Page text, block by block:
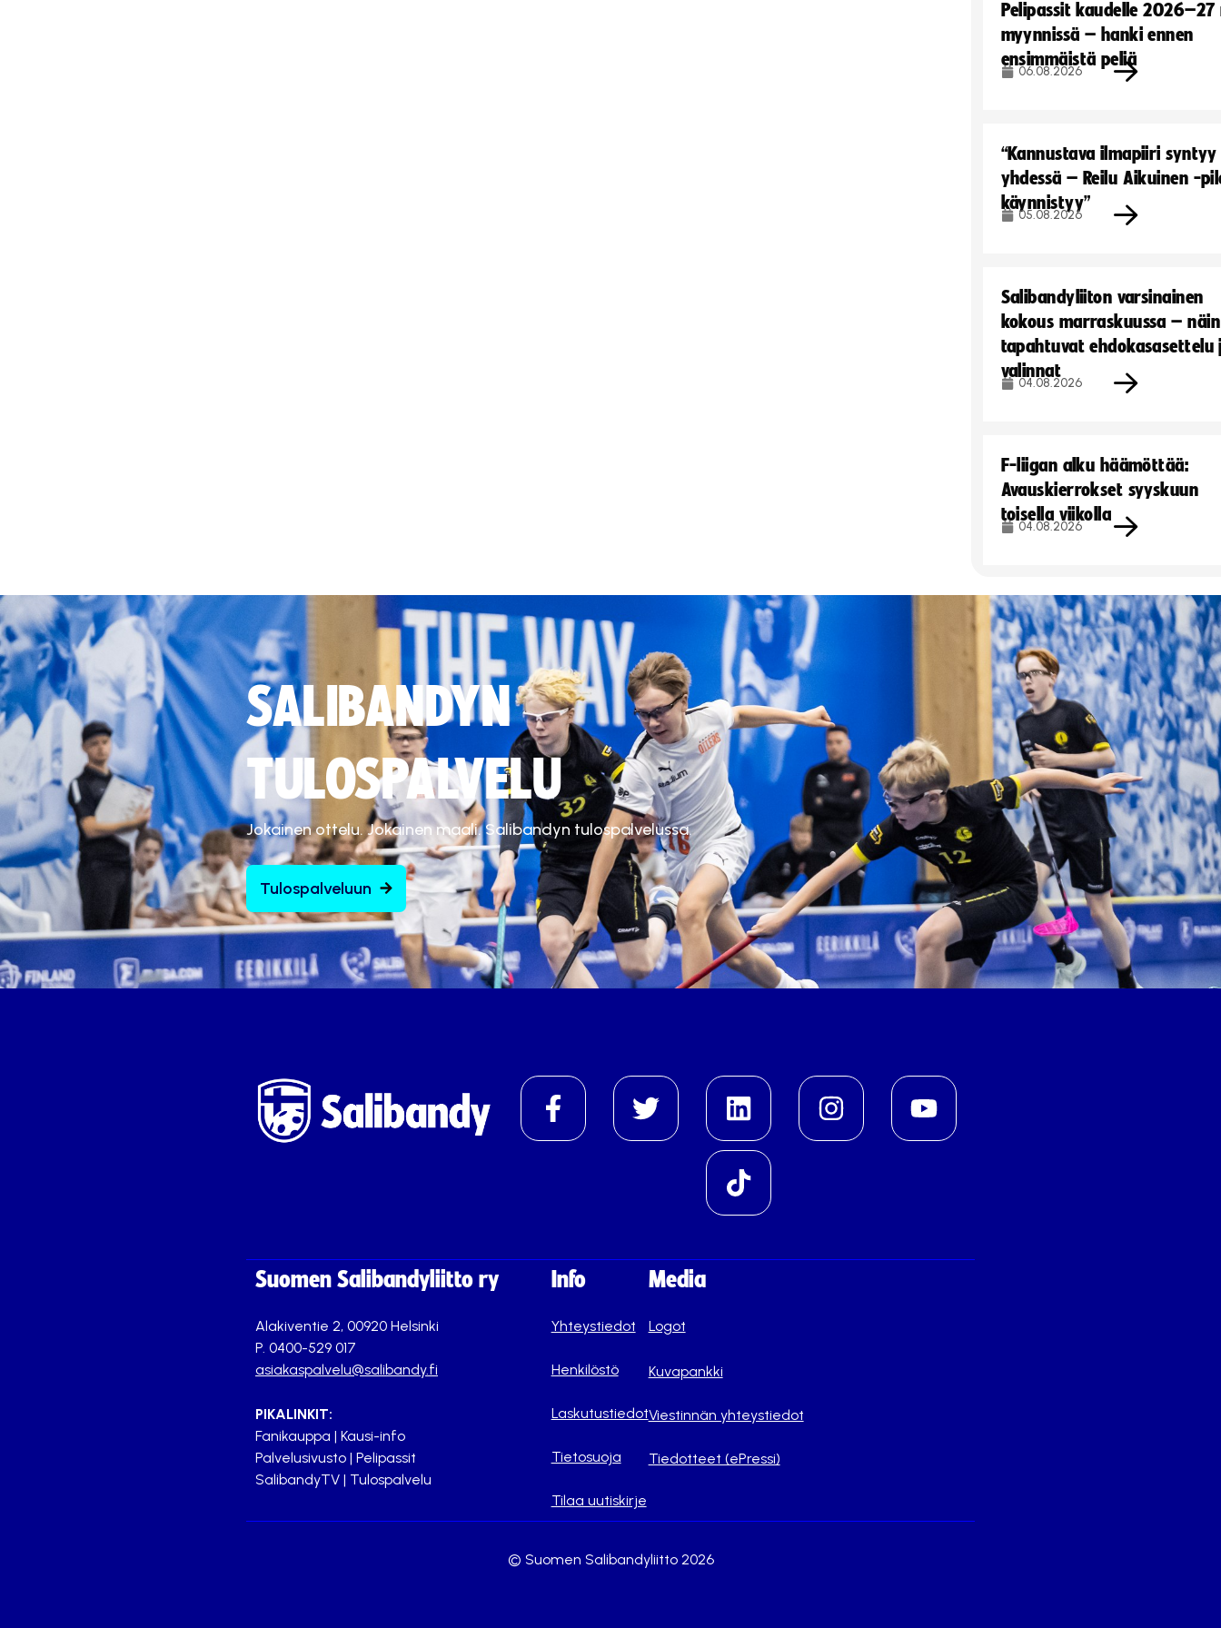
Pelipassit kaudelle
myynnissä – hanki ennen
ensimmäistä peliä
06.08.2026
“Kannustava ilmapiiri syntyy
yhdessä – Reilu Aikuinen -
käynnistyy”
05.08.2026
Salibandyliiton varsinainen
kokous marraskuussa – näin
tapahtuvat ehdokasasettelu
valinnat
04.08.2026
F-liigan alku häämöttää:
Avauskierrokset syyskuun
toisella viikolla
04.08.2026
SALIBANDYN
TULOSPALVELU
Jokainen ottelu. Jokainen maali. Salibandyn tulospalvelussa.
Tulospalveluun
Suomen Salibandyliitto ry
Alakiventie 2, 00920 Helsinki
P. 0400-529 017
asiakaspalvelu@salibandy.fi
PIKALINKIT:
Fanikauppa | Kausi-info
Palvelusivusto | Pelipassit
SalibandyTV | Tulospalvelu
Info
Yhteystiedot
Henkilöstö
Laskutustiedot
Tietosuoja
Tilaa uutiskirje
Media
Logot
Kuvapankki
Viestinnän yhteystiedot
Tiedotteet (ePressi)
© Suomen Salibandyliitto 2026